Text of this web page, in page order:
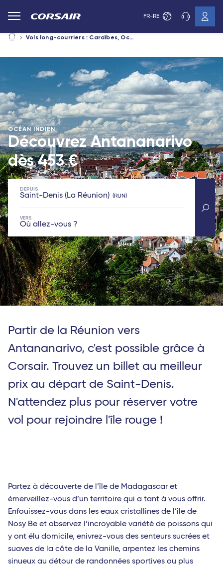
FR-RE
Vols long-courriers : Caraïbes, Océan Indien, Afrique
OCÉAN INDIEN
Découvrez Antananarivo
dès453 €
DEPUIS
Saint-Denis (La Réunion) RUN
VERS
Où allez-vous ?
Partir de la Réunion vers
Antananarivo, c'est possible grâce à
Corsair. Trouvez un billet au meilleur
prix au départ de Saint-Denis.
N'attendez plus pour réserver votre
vol pour rejoindre l'île rouge !
Partez à découverte de l’île de Madagascar et
émerveillez-vous d’un territoire qui a tant à vous offrir.
Enfouissez-vous dans les eaux cristallines de l’île de
Nosy Be et observez l’incroyable variété de poissons qui
y ont élu domicile, enivrez-vous des senteurs sucrées et
suaves de la côte de la Vanille, arpentez les chemins
sinueux au détour de randonnées sportives ou plus